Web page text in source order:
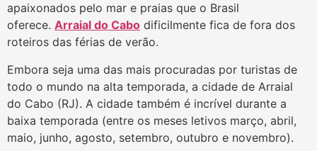
apaixonados pelo mar e praias que o Brasil
oferece. Arraial do Cabo dificilmente fica de fora dos
roteiros das férias de verão.
Embora seja uma das mais procuradas por turistas de
todo o mundo na alta temporada, a cidade de Arraial
do Cabo (RJ). A cidade também é incrível durante a
baixa temporada (entre os meses letivos março, abril,
maio, junho, agosto, setembro, outubro e novembro).